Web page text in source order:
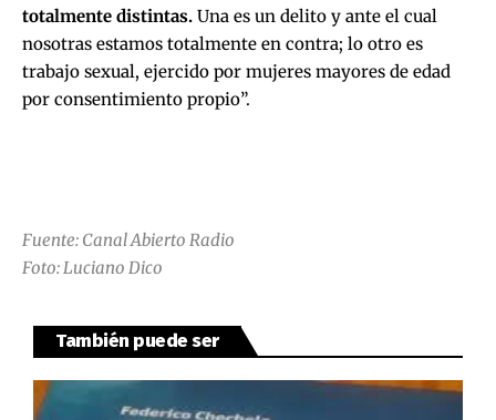
totalmente distintas. Una es un delito y ante el cual
nosotras estamos totalmente en contra; lo otro es
trabajo sexual, ejercido por mujeres mayores de edad
por consentimiento propio”.
Fuente: Canal Abierto Radio
Foto: Luciano Dico
También puede ser